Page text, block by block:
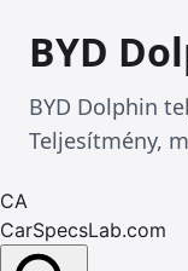
BYD
BYD Dolphin
Teljesítmény,
CA
CarSpecsLab.com